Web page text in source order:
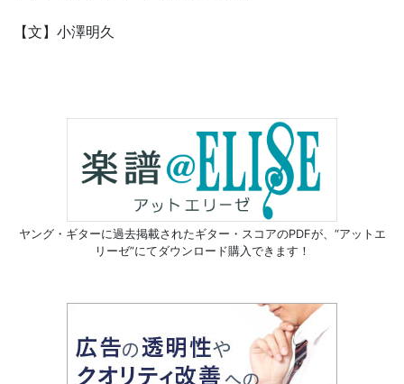
【文】小澤明久
ヤング・ギターに過去掲載されたギター・スコアのPDFが、 “アットエ
リーゼ”にてダウンロード購入できます！